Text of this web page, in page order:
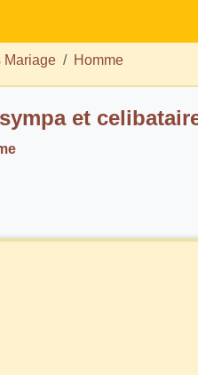
Mariage Homme
et